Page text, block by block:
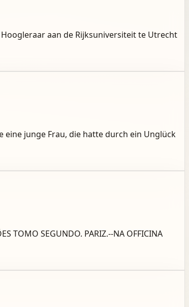
aan de Rijksuniversiteit te Utrecht
junge Frau, die hatte durch ein Unglück
TOMO SEGUNDO. PARIZ.--NA OFFICINA